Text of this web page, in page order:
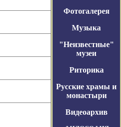
Фотогалерея
Музыка
"Неизвестные"
музеи
Риторика
Русские храмы и
монастыри
Видеоархив